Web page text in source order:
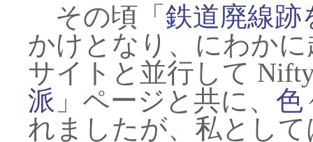
その頃「 鉄道廃線跡
かけとなり、にわか
サイトと並行して
派 」ページと共に、 色
れましたが、私とし